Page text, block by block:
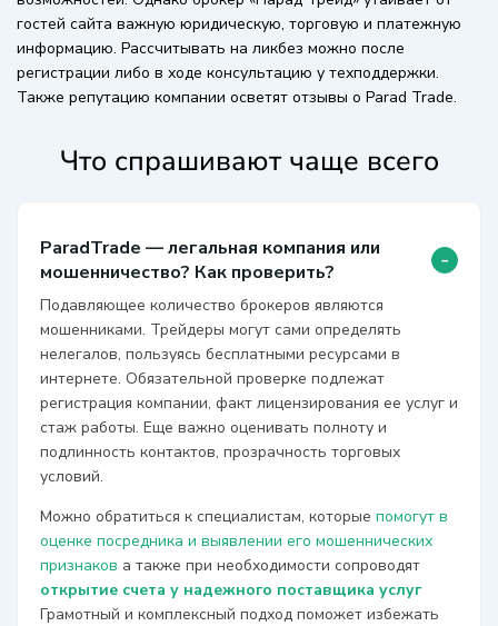
гостей сайта важную юридическую, торговую и платежную
информацию. Рассчитывать на ликбез можно после
регистрации либо в ходе консультацию у техподдержки.
Также репутацию компании осветят отзывы о Parad Trade.
Что спрашивают чаще всего
ParadTrade — легальная компания или
мошенничество? Как проверить?
-
Подавляющее количество брокеров являются
мошенниками. Трейдеры могут сами определять
нелегалов, пользуясь бесплатными ресурсами в
интернете. Обязательной проверке подлежат
регистрация компании, факт лицензирования ее услуг и
стаж работы. Еще важно оценивать полноту и
подлинность контактов, прозрачность торговых
условий.
Можно обратиться к специалистам, которые помогут в
оценке посредника и выявлении его мошеннических
признаков а также при необходимости сопроводят
открытие счета у надежного поставщика услуг
Грамотный и комплексный подход поможет избежать